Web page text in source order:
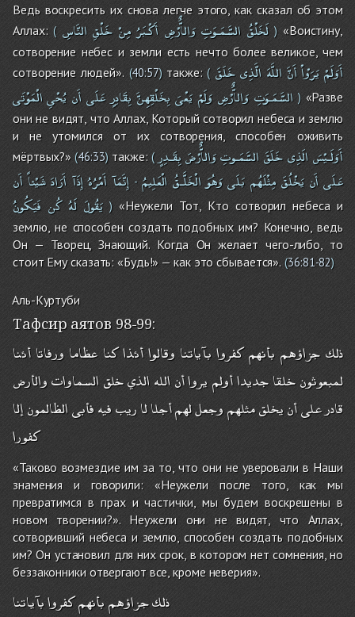
Ведь воскресить их снова легче этого, как сказал об этом
Аллах:( لَخَلْقُ السَّمَـوَتِ وَالاٌّرْضِ أَكْـبَرُ مِنْ خَلْقِ النَّاسِ ) «Воистину,
сотворение небес и земли есть нечто более великое, чем
сотворение людей». (40:57)также:( أَوَلَمْيَرَوْاْأَنَّاللَّهَ الَّذِىخَلَقَ
السَّمَـوَتِ وَالاٌّرْضِ وَلَمْ يَعْىَبِخَلْقِهِنَّبِقَادِرٍعَلَىأَن يُحْىِالْمَوْتَى )«Разве
они не видят, что Аллах, Который сотворил небеса и землю
и не утомился от их сотворения, способен оживить
мёртвых?» (46:33)также:( أَوَلَـيْسَالَذِىخَلَقَالسَّمَـوتِوَالاٌّرْضَبِقَـدِرٍ
عَلَىأَن يَخْلُقَ مِثْلَهُم بَلَىوَهُوَالْخَلَّـقُ الْعَلِيمُ - إِنَّمَآأَمْرُهُإِذَآ أَرَادَشَيْئاًأَن
يَقُولَ لَهُ كُن فَيَكُونُ )«Неужели Тот, Кто сотворил небеса и
землю, не способен создать подобных им? Конечно, ведь
Он — Творец, Знающий. Когда Он желает чего-либо, то
стоит Ему сказать: «Будь!» — как это сбывается». (36:81-82)
Аль-Куртуби
Тафсир аятов 98-99:
ذلكجزاؤهمبأنهم كفروابآياتناوقالواأئذاكناعظاماورفاتا أئنا
لمبعوثونخلقاجديداأولميرواأناللهالذيخلقالسماواتوالأرض
قادرعلىأنيخلقمثلهموجعللهمأجلالاريبفيهفأبىالظالمونإلا
كفورا
«Таково возмездие им за то, что они не уверовали в Наши
знамения и говорили: «Неужели после того, как мы
превратимся в прах и частички, мы будем воскрешены в
новом творении?». Неужели они не видят, что Аллах,
сотворивший небеса и землю, способен создать подобных
им? Он установил для них срок, в котором нет сомнения, но
беззаконники отвергают все, кроме неверия».
ذلكجزاؤهمبأنهمكفروابآياتنا